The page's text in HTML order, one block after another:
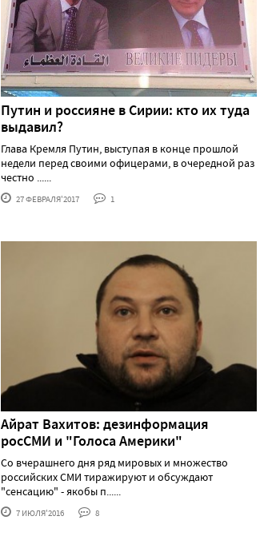
Путин и россияне в Сирии: кто их туда
выдавил?
Глава Кремля Путин, выступая в конце прошлой
недели перед своими офицерами, в очередной раз
честно ......
27 ФЕВРАЛЯ'2017 1
Айрат Вахитов: дезинформация
росСМИ и "Голоса Америки"
Со вчерашнего дня ряд мировых и множество
российских СМИ тиражируют и обсуждают
"сенсацию" - якобы п......
7 ИЮЛЯ'2016 8